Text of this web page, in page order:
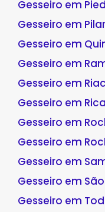
Gesseiro em
Gesseiro em
Gesseiro em
Gesseiro em
Gesseiro em
Gesseiro em
Gesseiro em
Gesseiro em
Gesseiro em
Gesseiro em
Gesseiro em